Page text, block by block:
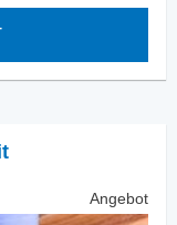
Angebot